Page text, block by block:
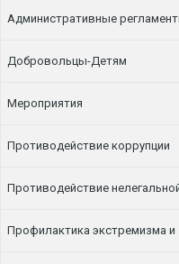
Административные
Добровольцы-Детям
Мероприятия
Противодействие коррупции
Противодействие
занятости
Профилактика экстремизма и